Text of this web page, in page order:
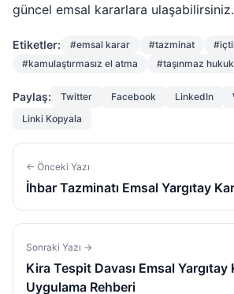
güncel emsal kararlara ulaşabilirsiniz.
Etiketler: #emsal karar #tazminat
#kamulaştırmasız el atma
#taşınmaz
Paylaş: Twitter Facebook LinkedIn
Linki Kopyala
← Önceki Yazı
İhbar Tazminatı Emsal Yargıtay
Sonraki Yazı →
Kira Tespit Davası Emsal Yargıtay
Uygulama Rehberi